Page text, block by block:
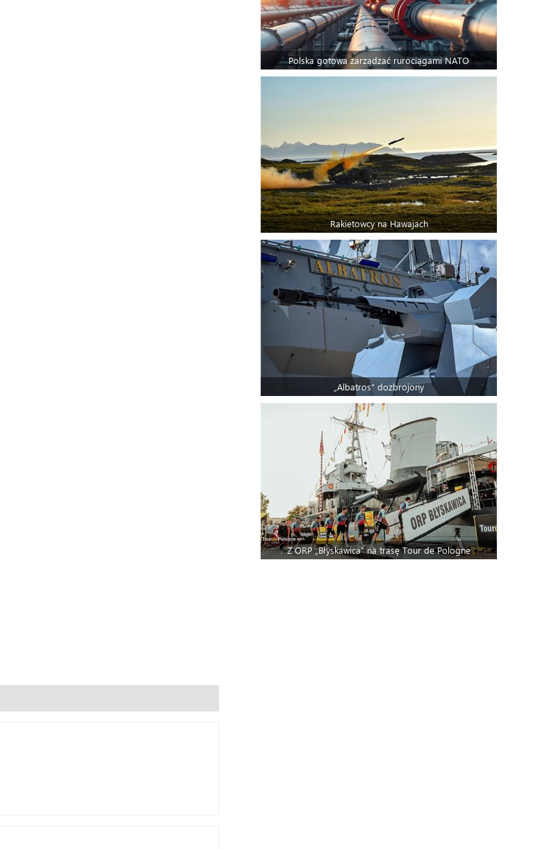
Polska gotowa zarządzać rurociągami NATO
Rakietowcy na Hawajach
„Albatros” dozbrojony
Z ORP „Błyskawica” na trasę Tour de Pologne